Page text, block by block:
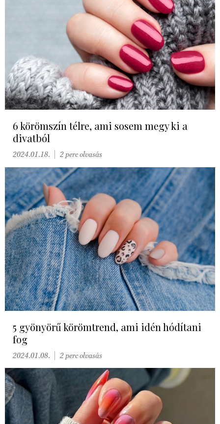
6 körömszín télre, ami sosem megy ki a
divatból
2024.01.18. 2 perc olvasás
5 gyönyörű körömtrend, ami idén hódítani
fog
2024.01.08. 2 perc olvasás